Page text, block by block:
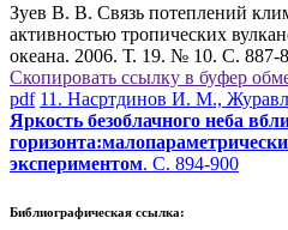
Зуев В. В. Связь потеплений
активностью тропических
океана. 2006. Т. 19. № 10. С. 887-
Скопировать ссылку в буфер
pdf 11. Насртдинов И. М.,
Яркость безоблачного неба
экспериментом. С. 894-900
Библиографическая ссылка: